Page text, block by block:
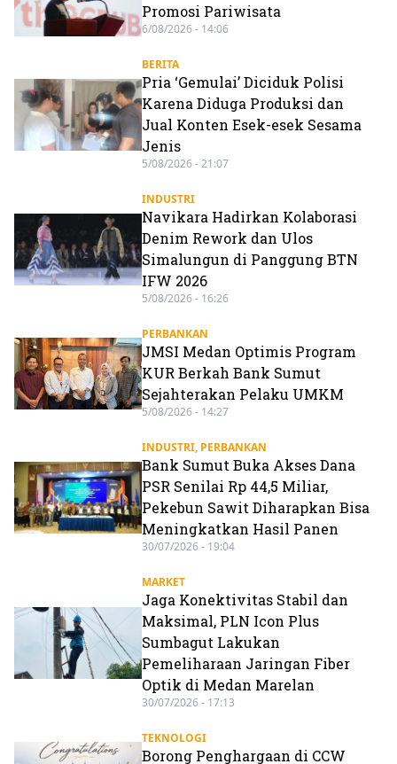
Promosi Pariwisata
6/08/2026 - 14:06
BERITA
Pria ‘Gemulai’ Diciduk Polisi
Karena Diduga Produksi dan
Jual Konten Esek-esek Sesama
Jenis
5/08/2026 - 21:07
INDUSTRI
Navikara Hadirkan Kolaborasi
Denim Rework dan Ulos
Simalungun di Panggung BTN
IFW 2026
5/08/2026 - 16:26
PERBANKAN
JMSI Medan Optimis Program
KUR Berkah Bank Sumut
Sejahterakan Pelaku UMKM
5/08/2026 - 14:27
INDUSTRI, PERBANKAN
Bank Sumut Buka Akses Dana
PSR Senilai Rp 44,5 Miliar,
Pekebun Sawit Diharapkan Bisa
Meningkatkan Hasil Panen
30/07/2026 - 19:04
MARKET
Jaga Konektivitas Stabil dan
Maksimal, PLN Icon Plus
Sumbagut Lakukan
Pemeliharaan Jaringan Fiber
Optik di Medan Marelan
30/07/2026 - 17:13
TEKNOLOGI
Borong Penghargaan di CCW